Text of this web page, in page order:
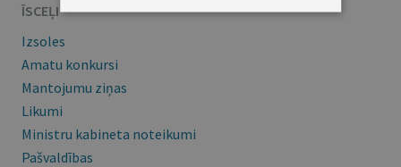
ĪSCEĻI
Izsoles
Amatu konkursi
Mantojumu ziņas
Likumi
Ministru kabineta noteikumi
Pašvaldības